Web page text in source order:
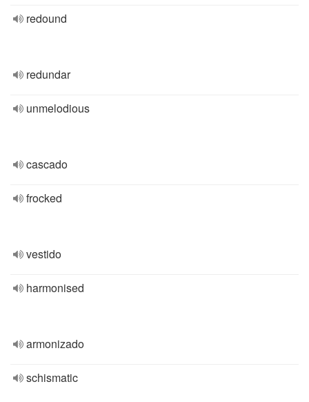
redound
redundar
unmelodious
cascado
frocked
vestido
harmonised
armonizado
schismatic